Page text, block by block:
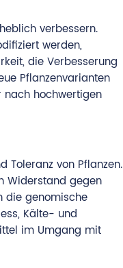
verbessern.
werden,
die Verbesserung
Pflanzenvarianten
nach hochwertigen
Toleranz von Pflanzen.
Widerstand gegen
die genomische
Kälte- und
im Umgang mit